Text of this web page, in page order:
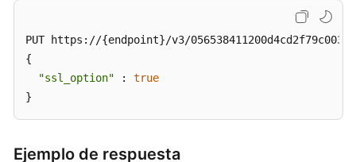
nombre
una
de
PUT https://{endpoint}/v3/
{
"ssl_option" : true
}
Ejemplo de respuesta